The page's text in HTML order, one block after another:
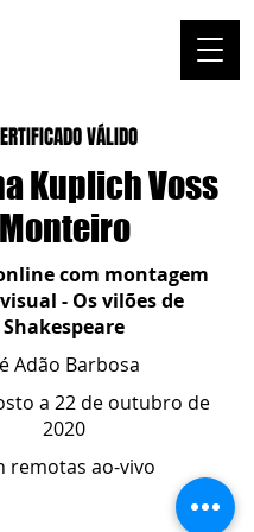
VÁLIDO
Kuplich Voss
Monteiro
com montagem
- Os vilões de
Shakespeare
Adão Barbosa
a 22 de outubro de
2020
remotas ao-vivo
CASA DE TEATRO